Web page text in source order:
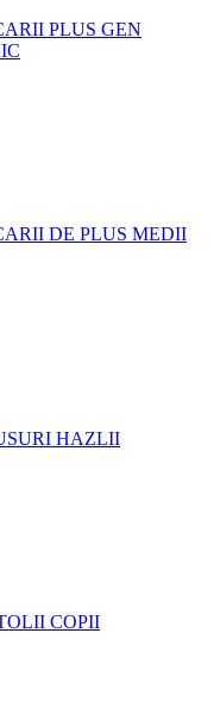
PLUS GEN
DE PLUS MEDII
HAZLII
COPII